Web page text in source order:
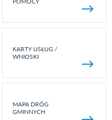
KARTY USŁUG /
WNIOSKI
MAPA DRÓG
GMINNYCH